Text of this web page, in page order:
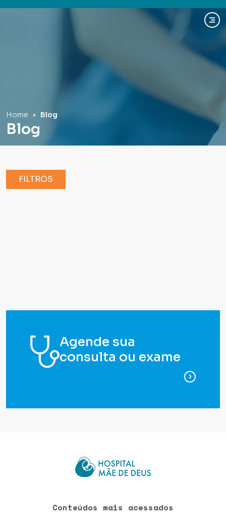
Home Blog
Blog
FILTROS
Agende sua
consulta ou exame
para
Conteúdos mais acessados